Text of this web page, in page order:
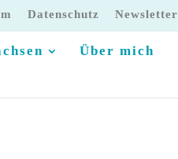
Datenschutz Newsletter
Über mich